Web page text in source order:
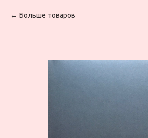
Больше товаров